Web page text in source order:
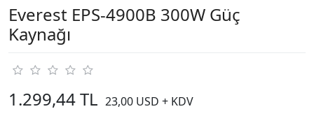
Everest EPS-4900B 300W Güç
Kaynağı
1.299,44 TL 23,00 USD + KDV